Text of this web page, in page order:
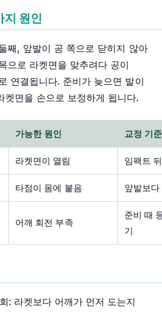
지 원인
째, 앞발이 공 쪽으로 닫히지 않아
으로 라켓면을 맞추려다 공이
연결됩니다. 준비가 늦으면 발이
켓면을 손으로 보정하게 됩니다.
가능한 원인 교정 기준
라켓면이 열림 임팩트
타점이 몸에 붙음 앞발보
어깨 회전 부족
준비 때
기
: 라켓보다 어깨가 먼저 도는지